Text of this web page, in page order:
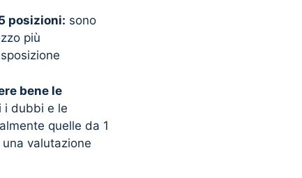
posizioni: sono
più
bene le
i dubbi e le
quelle da 1
valutazione